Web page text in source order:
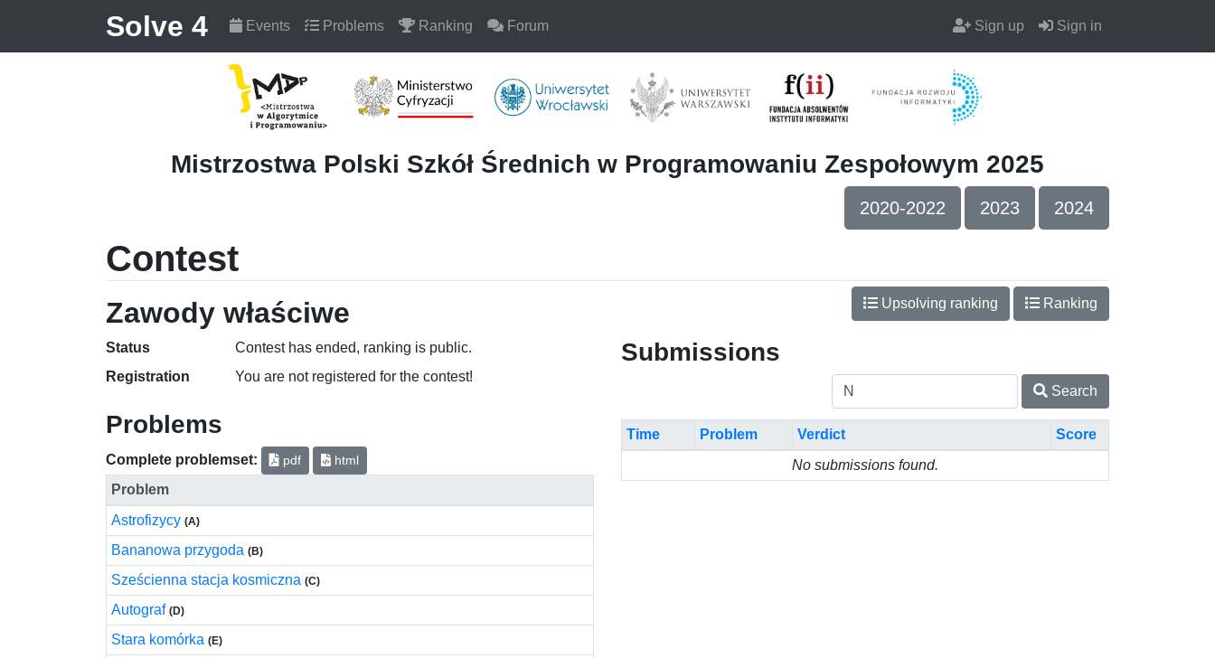
Solve 4 Events Problems Ranking Forum Sign up Sign in
Mistrzostwa Polski Szkół Średnich w Programowaniu Zespołowym 2025
2020-2022 2023 2024
Contest
Zawody właściwe Upsolving ranking Ranking
Status
Contest has ended, ranking is public.
Registration
You are not registered for the contest!
Problems
Complete problemset: pdf html
Problem
Astrofizycy (A)
Bananowa przygoda (B)
Sześcienna stacja kosmiczna (C)
Autograf (D)
Stara komórka (E)
Submissions
Search
Time Problem Verdict
Score
No submissions found.